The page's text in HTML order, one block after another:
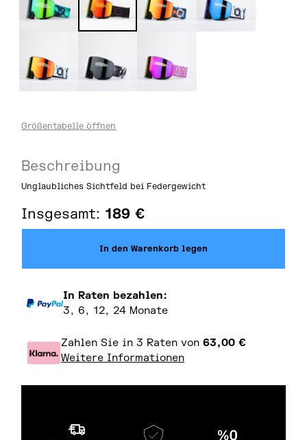
Größentabelle öffnen
Beschreibung
Unglaubliches Sichtfeld bei Federgewicht
Insgesamt: 189 €
In den Warenkorb legen
In Raten bezahlen:
3, 6, 12, 24 Monate
Zahlen Sie in 3 Raten von63,00 €
Weitere Informationen